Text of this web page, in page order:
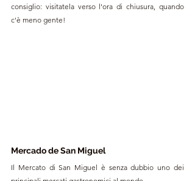
consiglio: visitatela verso l'ora di chiusura, quando
c'è meno gente!
Mercado de San Miguel
Il Mercato di San Miguel è senza dubbio uno dei